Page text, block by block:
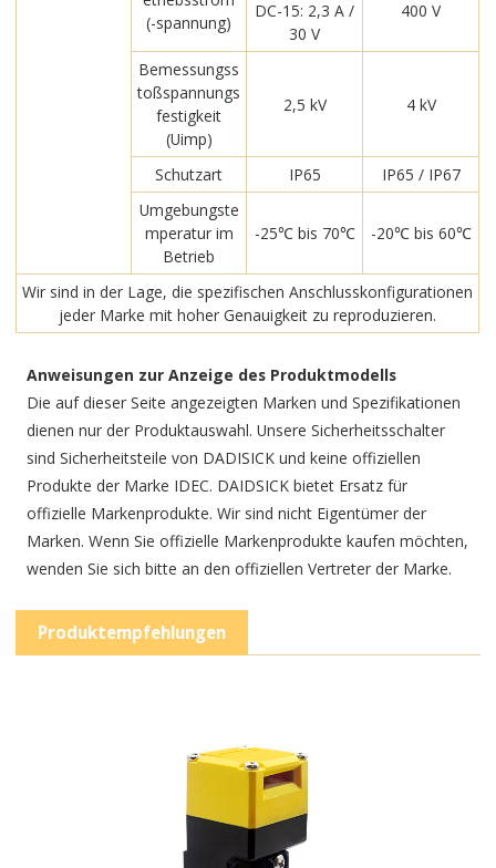
(-spannung)
DC-15: 2,3 A /
30 V
400 V
Bemessungss
toßspannungs
festigkeit
(Uimp)
2,5 kV 4 kV
Schutzart IP65
IP65 / IP67
Umgebungste
mperatur im
Betrieb
-25℃ bis 70℃ -20℃ bis 60℃
Wir sind in der Lage, die spezifischen Anschlusskonfigurationen
jeder Marke mit hoher Genauigkeit zu reproduzieren.
Anweisungen zur Anzeige des Produktmodells
Die auf dieser Seite angezeigten Marken und Spezifikationen
dienen nur der Produktauswahl. Unsere Sicherheitsschalter
sind Sicherheitsteile von DADISICK und keine offiziellen
Produkte der Marke IDEC. DAIDSICK bietet Ersatz für
offizielle Markenprodukte. Wir sind nicht Eigentümer der
Marken. Wenn Sie offizielle Markenprodukte kaufen möchten,
wenden Sie sich bitte an den offiziellen Vertreter der Marke.
Produktempfehlungen